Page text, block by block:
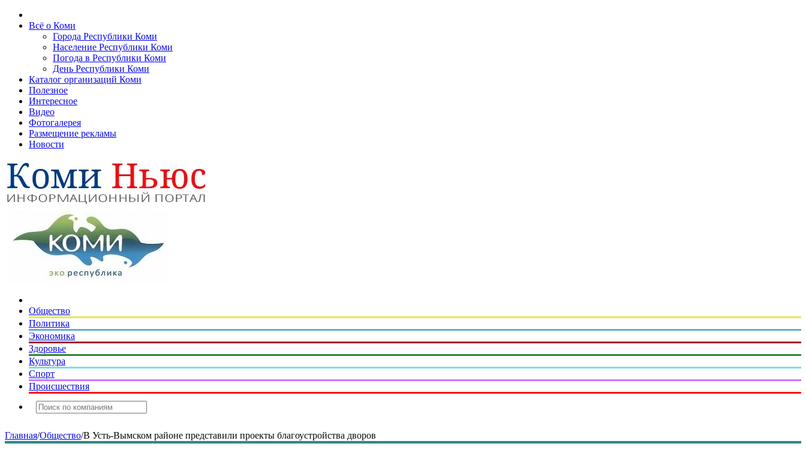
Всё о Коми
Города Республики Коми
Население Республики Коми
Погода в Республики Коми
День Республики Коми
Каталог организаций Коми
Полезное
Интересное
Видео
Фотогалерея
Размещение рекламы
Новости
Общество
Политика
Экономика
Здоровье
Культура
Спорт
Происшествия
Главная/Общество/В Усть-Вымском районе представили проекты благоустройства дворов